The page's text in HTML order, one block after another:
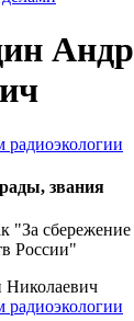
звания
"За
России"
Николаевич